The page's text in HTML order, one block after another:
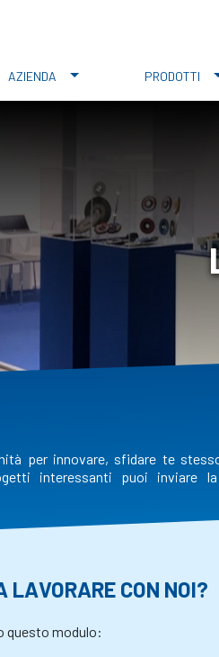
AZIENDA PRODOTTI
per innovare, sfidare te
interessanti puoi inviare la
LAVORARE CON NOI?
questo modulo: